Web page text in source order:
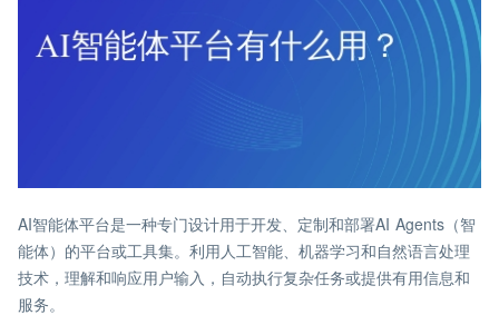
AI智能体平台是一种专门设计用于开发、定制和部署AI Agents（智
能体）的平台或工具集。利用人工智能、机器学习和自然语言处理
技术，理解和响应用户输入，自动执行复杂任务或提供有用信息和
服务。